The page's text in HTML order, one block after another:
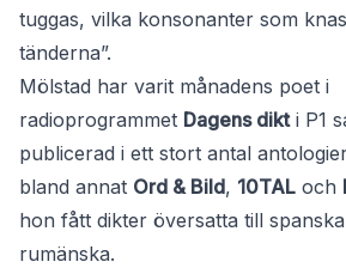
tuggas, vilka konsonanter som
tänderna”.
Mölstad har varit månadens poet i
radioprogrammet Dagens dikti P1
publicerad i ett stort antal
bland annat Ord & Bild, 10TAL och
hon fått dikter översatta till
rumänska.